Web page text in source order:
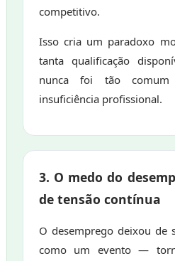
competitivo.
Isso cria um paradoxo
tanta qualificação
nunca foi tão
insuficiência profissional.
3. O medo do
de tensão contínua
O desemprego deixou de
como um evento —